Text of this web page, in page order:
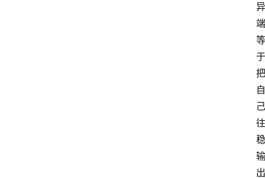
异
端
等
于
把
自
己
往
稳
输
出